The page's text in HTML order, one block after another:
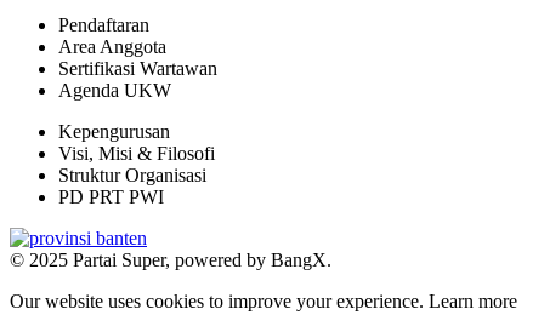
Pendaftaran
Area Anggota
Sertifikasi Wartawan
Agenda UKW
Kepengurusan
Visi, Misi & Filosofi
Struktur Organisasi
PD PRT PWI
© 2025 Partai Super, powered by BangX.
Our website uses cookies to improve your experience. Learn more